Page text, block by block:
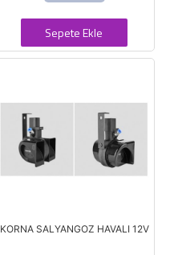
Sepete Ekle
KORNA SALYANGOZ HAVALI 12V